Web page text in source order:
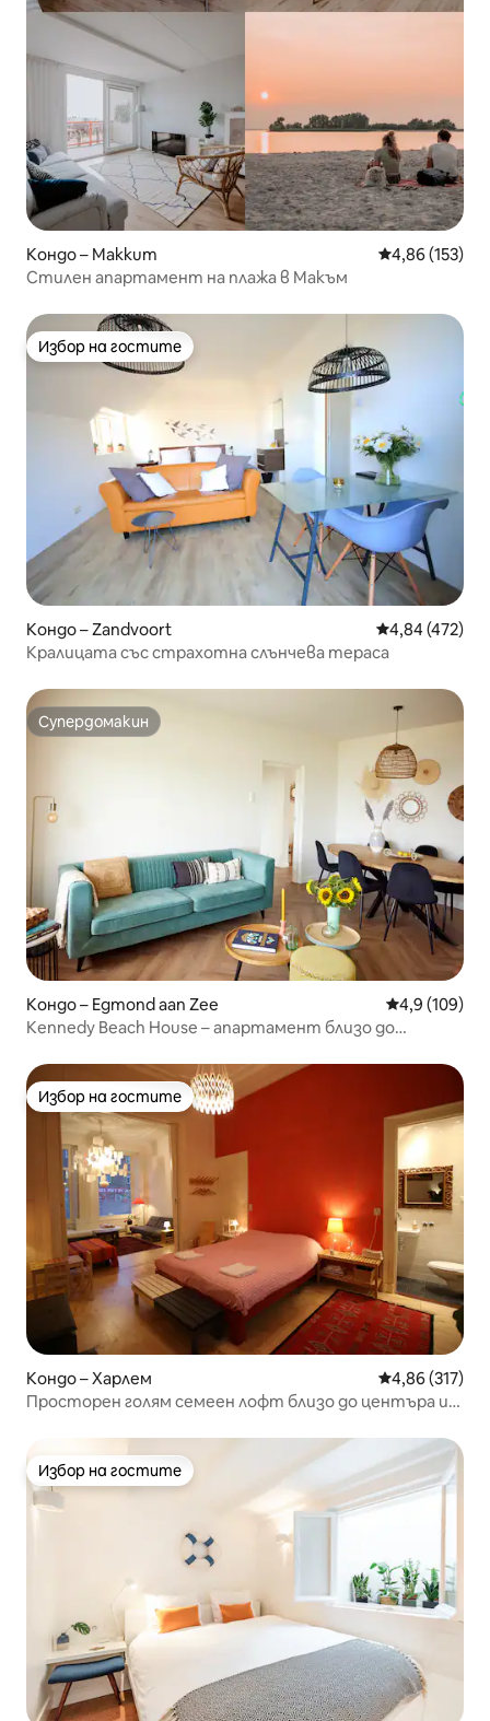
Кондо – Makkum Средна
4,86 (153)
Стилен апартамент на плажа в Макъм
Избор на гостите
Избор на гостите
Кондо – Zandvoort Средна
4,84 (472)
Кралицата със страхотна слънчева тераса
Супердомакин
Супердомакин
Кондо – Egmond aan Zee Средна
4,9 (109)
Kennedy Beach House – апартамент близо до
Избор на гостите
Избор на гостите
Кондо – Харлем Средна
4,86 (317)
Просторен голям семеен лофт близо до центъра и
Избор на гостите
Избор на гостите